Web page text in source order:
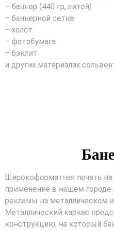
– баннер (440 гр, литой)
– баннерной сетке
– холст
– фотобумага
– бэклит
и других материалах
Широкоформатная печать
применение в нашем
рекламы на металлическом
Металлический каркас
конструкцию, на который